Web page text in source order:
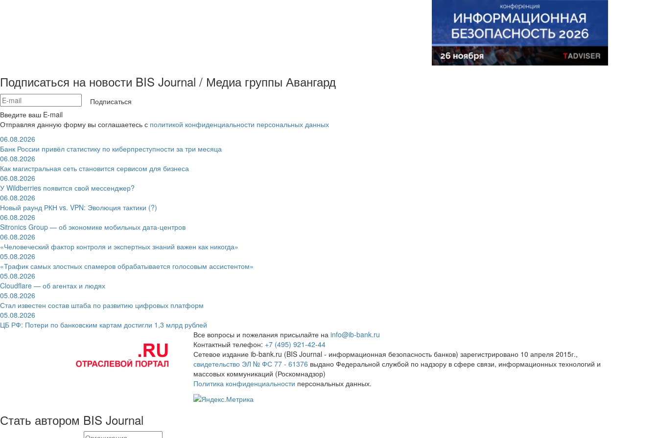
Подписаться на новости BIS Journal / Медиа группы Авангард
Подписаться
Введите ваш E-mail
Отправляя данную форму вы соглашаетесь с политикой конфиденциальности персональных данных
06.08.2026
Банк России привёл статистику по киберпреступности за три месяца
06.08.2026
Как магистральная сеть становится сервисом для бизнеса
06.08.2026
У Wildberries появится свой мессенджер?
06.08.2026
Новый раунд РКН vs. VPN: Эволюция тактики (?)
06.08.2026
Sitronics Group — об экономике мобильных дата-центров
06.08.2026
«Человеческий фактор контроля и экспертных знаний важен как никогда»
05.08.2026
«Трафик самых злостных спамеров обрабатывается голосовым ассистентом»
05.08.2026
Cloudflare — об агентах и людях
05.08.2026
Стал известен состав штаба по развитию цифровых платформ
05.08.2026
ЦБ РФ: Потери по банковским картам достигли 1,3 млрд рублей
Все вопросы и пожелания присылайте на info@ib-bank.ru
Контактный телефон: +7 (495) 921-42-44
Сетевое издание ib-bank.ru (BIS Journal - информационная безопасность банков) зарегистрировано 10 апреля 2015г.,
свидетельство ЭЛ № ФС 77 - 61376 выдано Федеральной службой по надзору в сфере связи, информационных технологий и
массовых коммуникаций (Роскомнадзор)
Политика конфиденциальности персональных данных.
Стать автором BIS Journal